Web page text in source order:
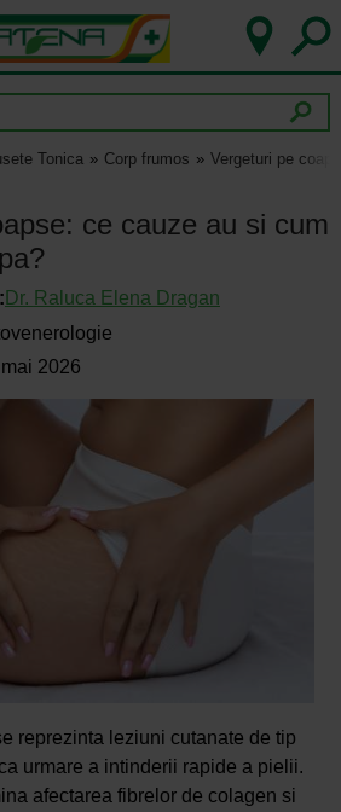
Tonica Corp frumos Vergeturi pe
ce cauze au si cum
Dr. Raluca Elena Dragan
2026
reprezinta leziuni cutanate de tip
urmare a intinderii rapide a pielii.
afectarea fibrelor de colagen si